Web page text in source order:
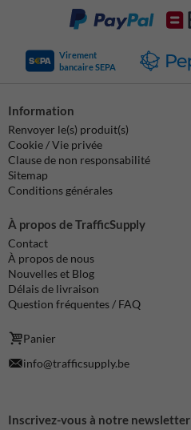
Virement
bancaire SEPA
Information
Renvoyer le(s) produit(s)
Cookie / Vie privée
Clause de non responsabilité
Sitemap
Conditions générales
À propos de TrafficSupply
Contact
À propos de nous
Nouvelles et Blog
Délais de livraison
Question fréquentes / FAQ
Panier
info@trafficsupply.be
Inscrivez-vous à notre newsletter